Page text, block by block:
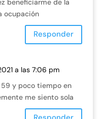
beneficiarme de la
ocupación
Responder
a las 7:06 pm
y poco tiempo en
me siento sola